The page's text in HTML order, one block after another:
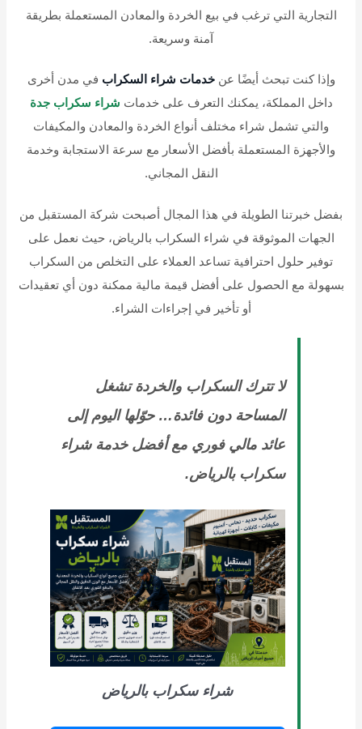
التجارية التي ترغب في بيع الخردة والمعادن المستعملة بطريقة
آمنة وسريعة.
وإذا كنت تبحث أيضًا عنخدمات شراء السكراب في مدن أخرى
داخل المملكة، يمكنك التعرف على خدمات شراء سكراب جدة
والتي تشمل شراء مختلف أنواع الخردة والمعادن والمكيفات
والأجهزة المستعملة بأفضل الأسعار مع سرعة الاستجابة وخدمة
النقل المجاني.
بفضل خبرتنا الطويلة في هذا المجال أصبحت شركة المستقبل من
الجهات الموثوقة في شراء السكراب بالرياض، حيث نعمل على
توفير حلول احترافية تساعد العملاء على التخلص من السكراب
بسهولة مع الحصول على أفضل قيمة مالية ممكنة دون أي تعقيدات
أو تأخير في إجراءات الشراء.
لا تترك السكراب والخردة تشغل
المساحة دون فائدة… حوّلها اليوم إلى
عائد مالي فوري مع أفضل خدمة شراء
سكراب بالرياض.
شراء سكراب بالرياض